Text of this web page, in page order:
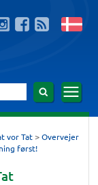
vor Tat > Overvejer
først!